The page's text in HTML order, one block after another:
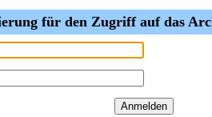
für den Zugriff auf das